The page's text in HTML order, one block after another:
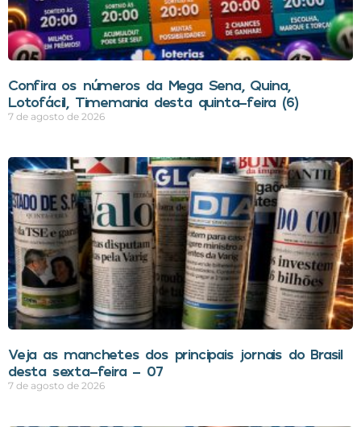
Confira os números da Mega Sena, Quina,
Lotofácil, Timemania desta quinta-feira (6)
7 de agosto de 2026
Veja as manchetes dos principais jornais do Brasil
desta sexta-feira – 07
7 de agosto de 2026